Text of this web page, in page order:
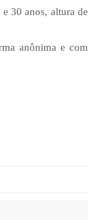
30 anos, altura de
anônima e com